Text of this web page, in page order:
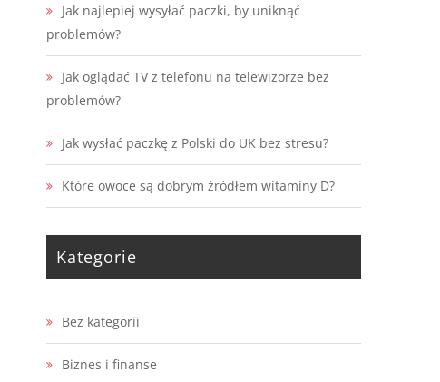
Jak najlepiej wysyłać paczki, by uniknąć
problemów?
Jak oglądać TV z telefonu na telewizorze bez
problemów?
Jak wysłać paczkę z Polski do UK bez stresu?
Które owoce są dobrym źródłem witaminy D?
Kategorie
Bez kategorii
Biznes i finanse